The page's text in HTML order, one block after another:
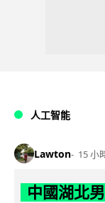
人工智能
Lawton 15 小
中國湖北